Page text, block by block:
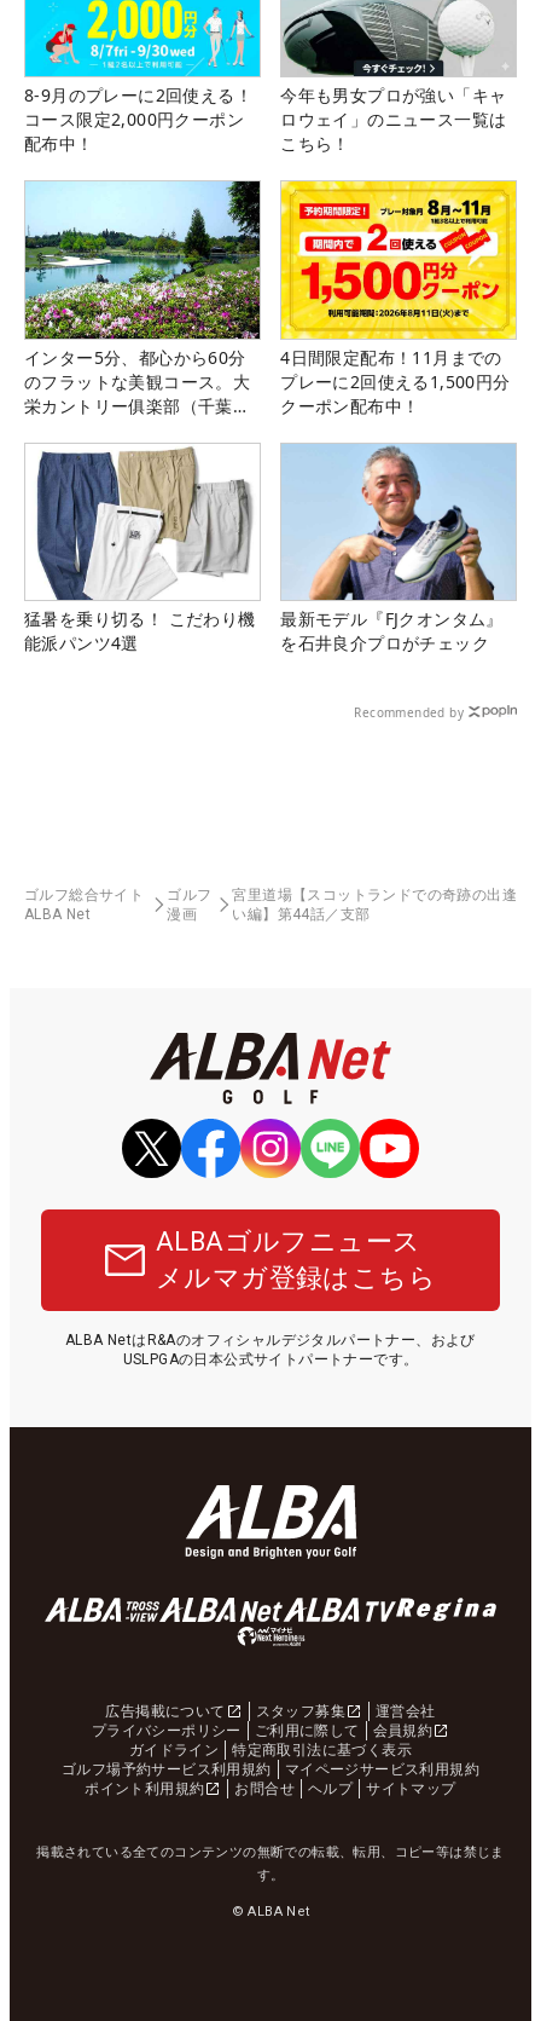
8-9月のプレーに2回使える！
コース限定2,000円クーポン
配布中！
今年も男女プロが強い「キャ
ロウェイ」のニュース一覧は
こちら！
インター5分、都心から60分
のフラットな美観コース。大
栄カントリー俱楽部（千葉
4日間限定配布！11月までの
プレーに2回使える1,500円分
クーポン配布中！
猛暑を乗り切る！ こだわり機
能派パンツ4選
最新モデル『FJクオンタム』
を石井良介プロがチェック
Recommended by
ゴルフ総合サイト
ALBA Net
ゴルフ
漫画
宮里道場【スコットランドでの奇跡の出逢
い編】第44話／支部
ALBAゴルフニュース
メルマガ登録はこちら
ALBA NetはR&Aのオフィシャルデジタルパートナー、および
USLPGAの日本公式サイトパートナーです。
広告掲載について スタッフ募集
運営会社
プライバシーポリシー
ご利用に際して
会員規約
ガイドライン
特定商取引法に基づく表示
ゴルフ場予約サービス利用規約
マイページサービス利用規約
ポイント利用規約
お問合せ ヘルプ サイトマップ
掲載されている全てのコンテンツの無断での転載、転用、コピー等は禁じま
す。
© ALBA Net